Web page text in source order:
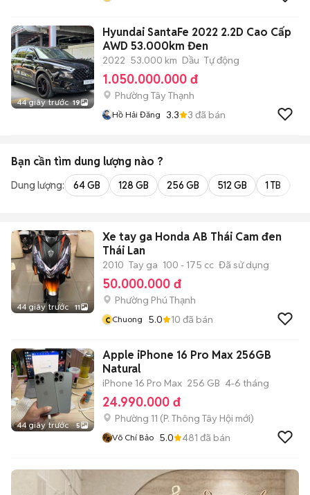
44 giây trước 19
Hyundai SantaFe 2022 2.2D Cao Cấp
AWD 53.000km Đen
2022 53.000 km Dầu Tự động
1.050.000.000 đ
Phường Tây Thạnh
Hồ Hải Đăng 3.3 3 đã bán
Bạn cần tìm dung lượng nào ?
Dung lượng: 64 GB 128 GB 256 GB 512 GB 1 TB
44 giây trước 11
Xe tay ga Honda AB Thái Cam đen
Thái Lan
2010 Tay ga 100 - 175 cc Đã sử dụng
50.000.000 đ
Phường Phú Thạnh
c Chuong 5.0 10 đã bán
44 giây trước 5
Apple iPhone 16 Pro Max 256GB
Natural
iPhone 16 Pro Max 256 GB 4-6 tháng
24.990.000 đ
Phường 11 (P. Thông Tây Hội mới)
Võ Chí Bảo 5.0 481 đã bán